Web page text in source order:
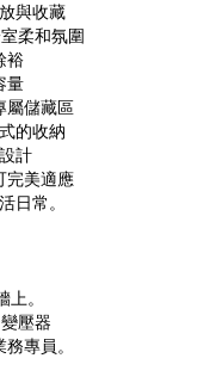
與收藏
柔和氛圍
裕
量
屬儲藏區
的收納
計
完美適應
日常。
。
壓器
專員。